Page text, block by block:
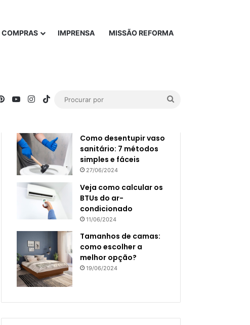
COMPRAS IMPRENSA MISSÃO REFORMA
PinterestYouTubeInstagram
TikTok
Popular
Como desentupir vaso
sanitário: 7 métodos
simples e fáceis
27/06/2024
Veja como calcular os
BTUs do ar-
condicionado
11/06/2024
Tamanhos de camas:
como escolher a
melhor opção?
19/06/2024